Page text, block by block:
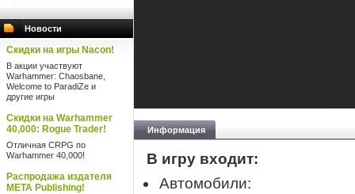
Новости
Скидки на игры Nacon!
В акции участвуют
Warhammer: Chaosbane,
Welcome to ParadiZe и
другие игры
Скидки на Warhammer
40,000: Rogue Trader!
Отличная CRPG по
Warhammer 40,000!
Распродажа издателя
META Publishing!
Информация
В игру входит:
Автомобили: